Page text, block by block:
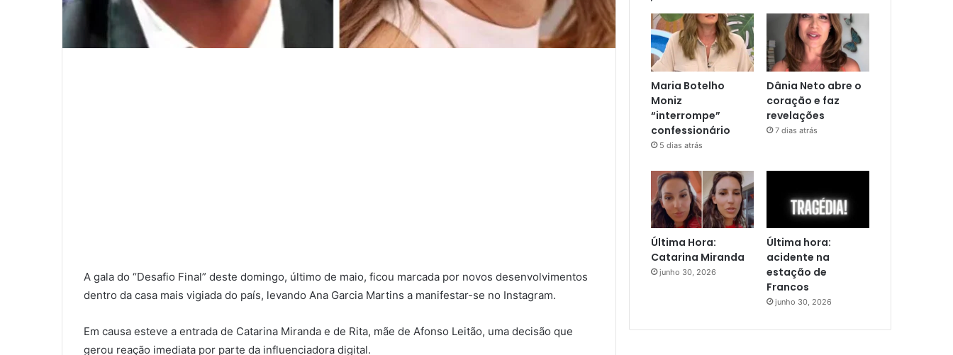
A gala do “Desafio Final” deste domingo, último de maio, ficou marcada por novos desenvolvimentos
dentro da casa mais vigiada do país, levando Ana Garcia Martins a manifestar-se no Instagram.
Em causa esteve a entrada de Catarina Miranda e de Rita, mãe de Afonso Leitão, uma decisão que
gerou reação imediata por parte da influenciadora digital.
Maria Botelho
Moniz
“interrompe”
confessionário
5 dias atrás
Dânia Neto abre o
coração e faz
revelações
7 dias atrás
Última Hora:
Catarina Miranda
junho 30, 2026
Última hora:
acidente na
estação de
Francos
junho 30, 2026